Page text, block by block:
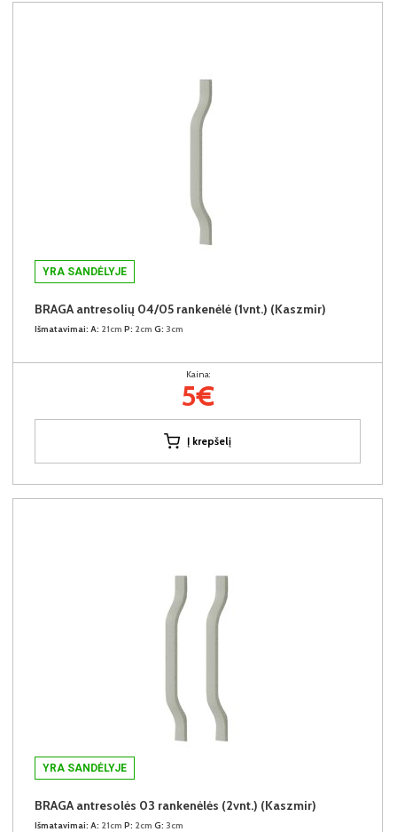
YRA SANDĖLYJE
BRAGA antresolių 04/05 rankenėlė (1vnt.) (Kaszmir)
Išmatavimai: A: 21cm P: 2cm G: 3cm
Kaina:
5€
Į krepšelį
YRA SANDĖLYJE
BRAGA antresolės 03 rankenėlės (2vnt.) (Kaszmir)
Išmatavimai: A: 21cm P: 2cm G: 3cm